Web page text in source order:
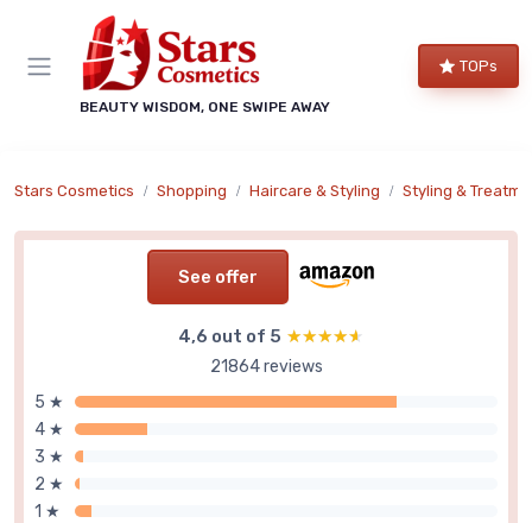
BEAUTY WISDOM, ONE SWIPE AWAY
TOPs
Stars Cosmetics Shopping Haircare & Styling Styling &
See offer
4,6 out of 5 ★★★★★
★★★★★
21864 reviews
5 ★
4 ★
3 ★
2 ★
1 ★